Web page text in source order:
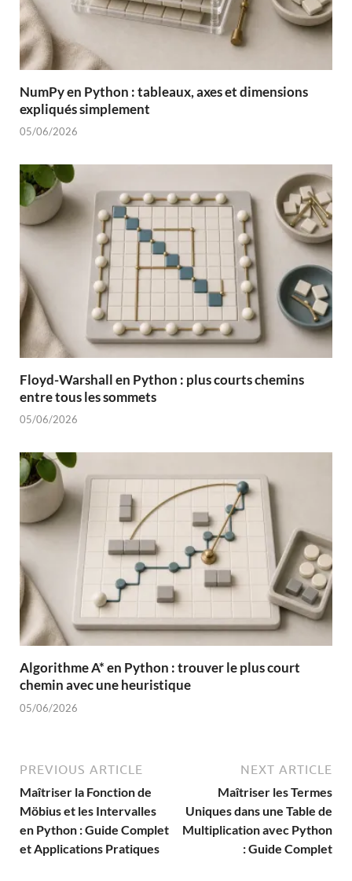
NumPy en Python : tableaux, axes et dimensions
expliqués simplement
05/06/2026
Floyd-Warshall en Python : plus courts chemins
entre tous les sommets
05/06/2026
Algorithme A* en Python : trouver le plus court
chemin avec une heuristique
05/06/2026
PREVIOUS ARTICLE
Maîtriser la Fonction de
Möbius et les Intervalles
en Python : Guide Complet
et Applications Pratiques
NEXT ARTICLE
Maîtriser les Termes
Uniques dans une Table de
Multiplication avec Python
: Guide Complet